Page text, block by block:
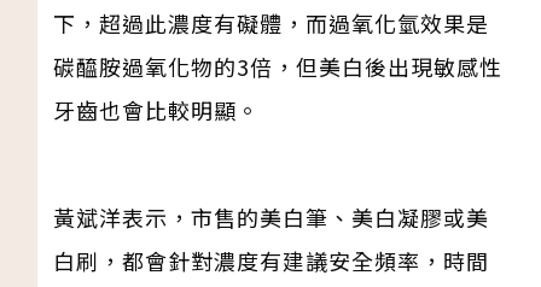
下，超過此濃度有礙體，而過氧化氫效果是
碳醯胺過氧化物的3倍，但美白後出現敏感性
牙齒也會比較明顯。
黃斌洋表示，市售的美白筆、美白凝膠或美
白刷，都會針對濃度有建議安全頻率，時間